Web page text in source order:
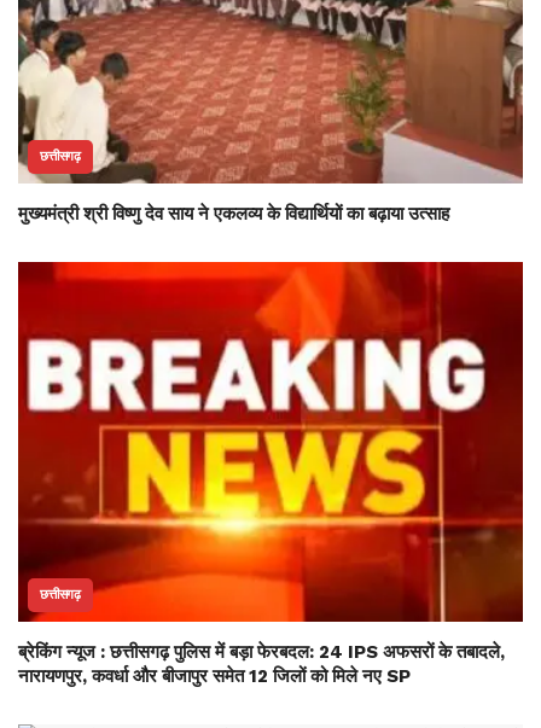
छत्तीसगढ़
मुख्यमंत्री श्री विष्णु देव साय ने एकलव्य के विद्यार्थियों का बढ़ाया उत्साह
छत्तीसगढ़
ब्रेकिंग न्यूज : छत्तीसगढ़ पुलिस में बड़ा फेरबदल: 24 IPS अफसरों के तबादले,
नारायणपुर, कवर्धा और बीजापुर समेत 12 जिलों को मिले नए SP